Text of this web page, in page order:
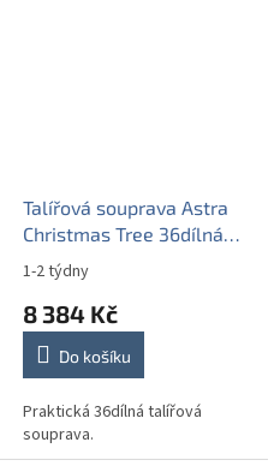
Talířová souprava Astra
Christmas Tree 36dílná
KCL
1-2 týdny
8 384 Kč
Do košíku
Praktická 36dílná talířová
souprava.